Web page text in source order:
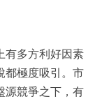
有多方利好因素
都極度吸引。市
源競爭之下，有